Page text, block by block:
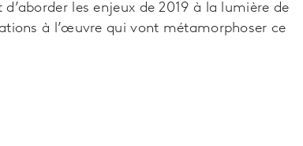
les enjeux de 2019 à la lumière de
à l’œuvre qui vont métamorphoser ce